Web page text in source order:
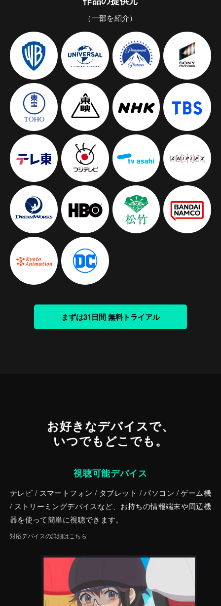
（一部を紹介）
まずは31日間 無料トライアル
お好きなデバイスで、
いつでもどこでも。
視聴可能デバイス
テレビ / スマートフォン / タブレット / パソコン / ゲーム機
/ ストリーミングデバイスなど、お持ちの情報端末や周辺機
器を使って簡単に視聴できます。
対応デバイスの詳細は こちら